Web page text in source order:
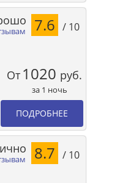
7.6 / 10
От 1020 руб.
за 1 ночь
ПОДРОБНЕЕ
8.7 / 10